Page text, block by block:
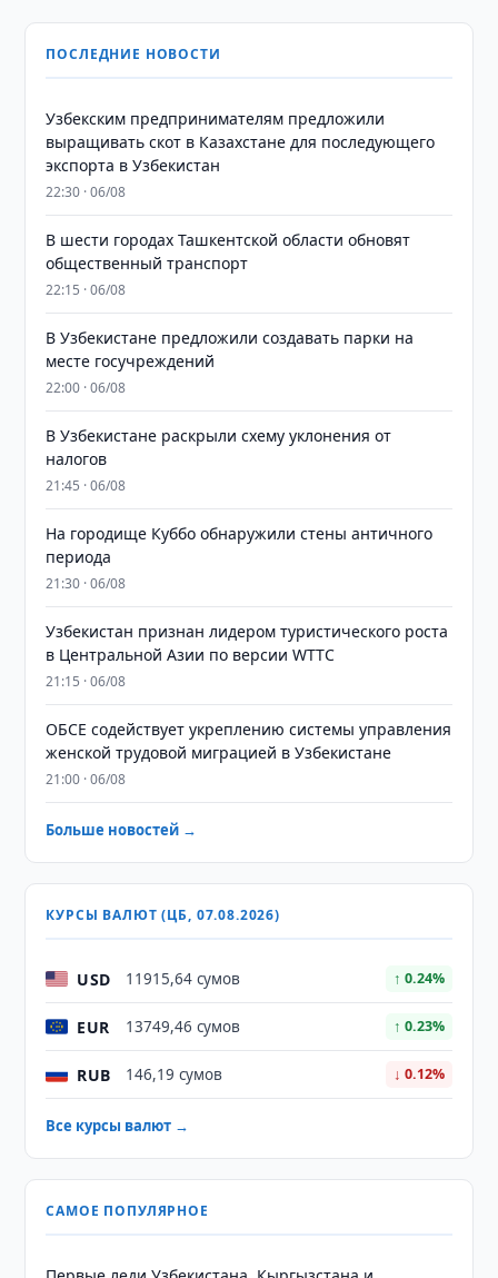
ПОСЛЕДНИЕ НОВОСТИ
Узбекским предпринимателям предложили
выращивать скот в Казахстане для последующего
экспорта в Узбекистан
22:30 · 06/08
В шести городах Ташкентской области обновят
общественный транспорт
22:15 · 06/08
В Узбекистане предложили создавать парки на
месте госучреждений
22:00 · 06/08
В Узбекистане раскрыли схему уклонения от
налогов
21:45 · 06/08
На городище Куббо обнаружили стены античного
периода
21:30 · 06/08
Узбекистан признан лидером туристического роста
в Центральной Азии по версии WTTC
21:15 · 06/08
ОБСЕ содействует укреплению системы управления
женской трудовой миграцией в Узбекистане
21:00 · 06/08
Больше новостей →
КУРСЫ ВАЛЮТ (ЦБ, 07.08.2026)
USD 11915,64 сумов ↑ 0.24%
EUR 13749,46 сумов ↑ 0.23%
RUB 146,19 сумов ↓ 0.12%
Все курсы валют →
САМОЕ ПОПУЛЯРНОЕ